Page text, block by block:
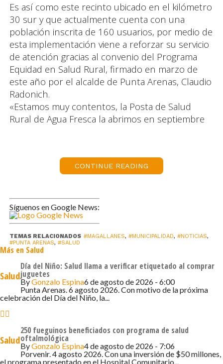
Es así como este recinto ubicado en el kilómetro
30 sur y que actualmente cuenta con una
población inscrita de 160 usuarios, por medio de
esta implementación viene a reforzar su servicio
de atención gracias al convenio del Programa
Equidad en Salud Rural, firmado en marzo de
este año por el alcalde de Punta Arenas, Claudio
Radonich.
«Estamos muy contentos, la Posta de Salud
Rural de Agua Fresca la abrimos en septiembre
permanente que atiende de lunes a viernes de
manera diurna. Actualmente, contamos con
nutricionistas que van una vez al mes a este
sector que se ha ido consolidando y donde
habita mucha gente, por lo tanto, era muy
importante contar con un vehículo para este
lugar. A través de esto, le estamos dando más
fuerza y autonomía a un recinto que está
prestando distintas atenciones», explicó el jefe
comunal.
La adquisición trata de una moderna camioneta
neumáticos para condiciones climáticas de
invierno, más documentación completa (primera
inscripción, Seguro Obligatorio (SOAP) y permiso
CONTINUE READING
Síguenos en Google News:
TEMAS RELACIONADOS #MAGALLANES, #MUNICIPALIDAD, #NOTICIAS,
#PUNTA ARENAS, #SALUD
Más en Salud
Salud
Día del Niño: Salud llama a verificar etiquetado al comprar
juguetes
ByGonzalo Espina6 de agosto de 2026 - 6:00
Punta Arenas. 6 agosto 2026. Con motivo de la próxima
celebración del Día del Niño, la...
Salud
250 fueguinos beneficiados con programa de salud
oftalmológica
ByGonzalo Espina4 de agosto de 2026 - 7:06
Porvenir. 4 agosto 2026. Con una inversión de $50 millones,
el programa presentado en el Hospital Comunitario...